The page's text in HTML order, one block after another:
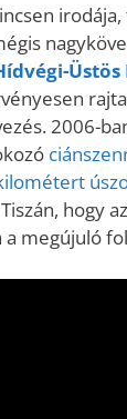
Üstös
2006-
hogy
megújuló